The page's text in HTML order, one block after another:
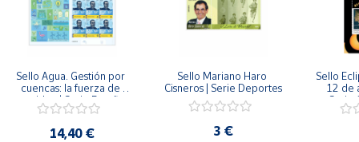
Sello Agua. Gestión por
cuencas: la fuerza de
una idea.| Serie España
ES| Pliego Premium
14,40 €
Sello Mariano Haro
Cisneros | Serie Deportes
3 €
Sello
12 de
Serie